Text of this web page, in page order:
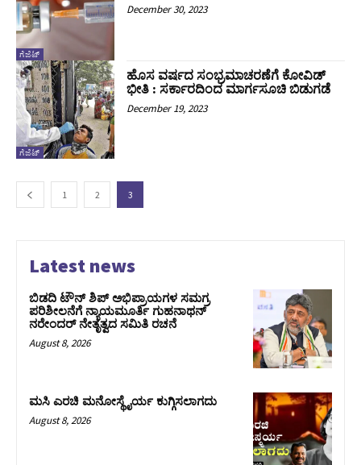
ಗೆಜೆಟ್
December 30, 2023
ಗೆಜೆಟ್
ಹೊಸ ವರ್ಷದ ಸಂಭ್ರಮಾಚರಣೆಗೆ ಕೋವಿಡ್
ಭೀತಿ : ಸರ್ಕಾರದಿಂದ ಮಾರ್ಗಸೂಚಿ ಬಿಡುಗಡೆ
December 19, 2023
1 2 3
Latest news
ಬಿಡದಿ ಟೌನ್ ಶಿಪ್ ಅಭಿಪ್ರಾಯಗಳ ಸಮಗ್ರ
ಪರಿಶೀಲನೆಗೆ ನ್ಯಾಯಮೂರ್ತಿ ಗುಹನಾಥನ್
ನರೇಂದರ್ ನೇತೃತ್ವದ ಸಮಿತಿ ರಚನೆ
August 8, 2026
ಮಸಿ ಎರಚಿ ಮನೋಸ್ಥೈರ್ಯ ಕುಗ್ಗಿಸಲಾಗದು
August 8, 2026